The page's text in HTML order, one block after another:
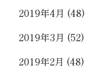
2019年4月 (48)
2019年3月 (52)
2019年2月 (48)